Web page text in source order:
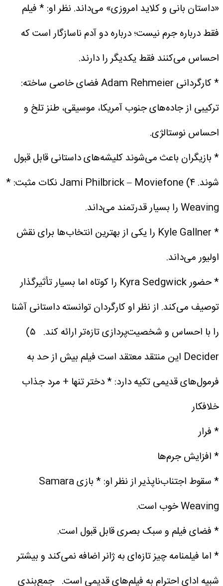
«داستان بانی و کلاید امروزی» می‌داند. نظر او: * فیلم
فقط درباره جرم نیست؛ درباره دو آدم ناسازگار است که
احساس می‌کنند فقط یکدیگر را دارند.
* کارگردانی Adam Rehmeier فضای خاصی ساخته:
ترکیبی از جاده‌های جنوب آمریکا، موسیقی، طنز تلخ و
احساس نوستالژی.
* بازیگران باعث می‌شوند کلیشه‌های داستانی قابل قبول
شوند. ۴) Jami Philbrick – Moviefone نکات مثبت: *
Weaving را بسیار قدرتمند می‌داند.
* Kyle Gallner را یکی از بهترین انتخاب‌ها برای نقش
اولیور می‌داند.
* حضور Kyra Sedgwick را کوتاه اما بسیار تأثیرگذار
توصیف می‌کند. از نظر او کارگردان توانسته داستانی آشنا
را با احساس و شخصیت‌پردازی تازه‌تر ارائه کند.
۵)
Decider این منتقد معتقد است فیلم بیش از حد به
فرمول‌های قدیمی تکیه دارد: * دختر تنها + مرد جذاب
خلافکار
* فرار
* افزایش جرم‌ها
* سقوط اجتناب‌ناپذیراز نظر او:
* بازی Samara
Weaving خوب است.
* فضای فیلم و سبک بصری قابل قبول است.
* اما فیلمنامه چیز تازه‌ای به ژانر اضافه نمی‌کند و بیشتر
شبیه ادای احترام به فیلم‌های قدیمی است. جمع‌بندی